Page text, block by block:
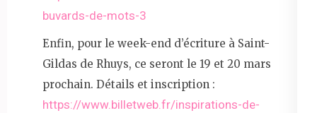
buvards-de-mots-3
Enfin, pour le week-end d’écriture à Saint-
Gildas de Rhuys, ce seront le 19 et 20 mars
prochain. Détails et inscription :
https://www.billetweb.fr/inspirations-de-